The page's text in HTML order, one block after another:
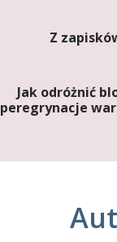
Z
Jak odróżnić
peregrynacje